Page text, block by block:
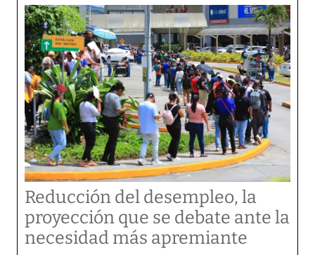
Reducción del desempleo, la
proyección que se debate ante la
necesidad más apremiante